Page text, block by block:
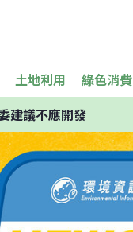
土地利用 綠色消費
建議不應開發